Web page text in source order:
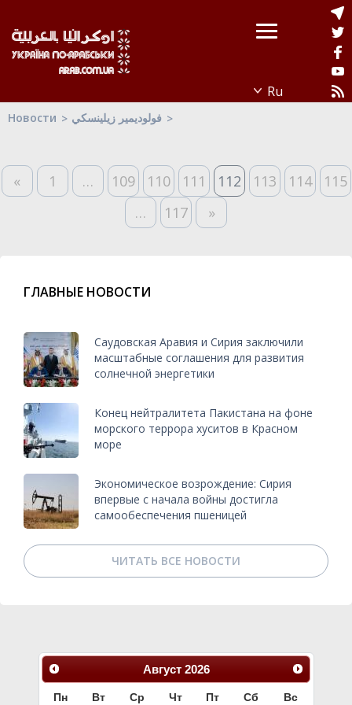
Новости فولوديمير زيلينسكي
« 1 … 109 110 111 112 113 114
115
…
117 »
ГЛАВНЫЕ НОВОСТИ
Саудовская Аравия и Сирия заключили
масштабные соглашения для развития
солнечной энергетики
Конец нейтралитета Пакистана на фоне
морского террора хуситов в Красном
море
Экономическое возрождение: Сирия
впервые с начала войны достигла
самообеспечения пшеницей
ЧИТАТЬ ВСЕ НОВОСТИ
Август 2026
Пн Вт Ср Чт Пт Сб Вс